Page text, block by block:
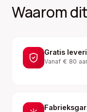
Waarom
Gratis
Vanaf € 80